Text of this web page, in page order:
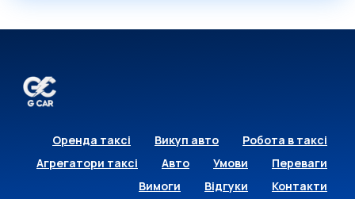
Оренда таксі Викуп авто
Робота в таксі
Агрегатори таксі
Авто Умови
Переваги
Вимоги
Відгуки Контакти